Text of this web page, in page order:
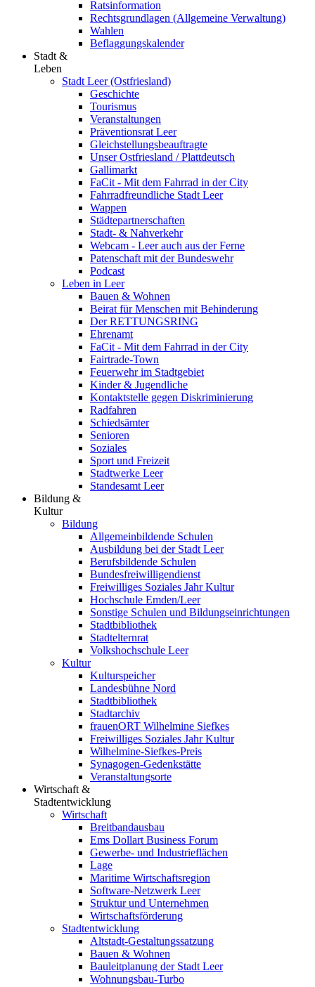
Ratsinformation
Rechtsgrundlagen (Allgemeine Verwaltung)
Wahlen
Beflaggungskalender
Stadt &
Leben
Stadt Leer (Ostfriesland)
Geschichte
Tourismus
Veranstaltungen
Präventionsrat Leer
Gleichstellungsbeauftragte
Unser Ostfriesland / Plattdeutsch
Gallimarkt
FaCit - Mit dem Fahrrad in der City
Fahrradfreundliche Stadt Leer
Wappen
Städtepartnerschaften
Stadt- & Nahverkehr
Webcam - Leer auch aus der Ferne
Patenschaft mit der Bundeswehr
Podcast
Leben in Leer
Bauen & Wohnen
Beirat für Menschen mit Behinderung
Der RETTUNGSRING
Ehrenamt
FaCit - Mit dem Fahrrad in der City
Fairtrade-Town
Feuerwehr im Stadtgebiet
Kinder & Jugendliche
Kontaktstelle gegen Diskriminierung
Radfahren
Schiedsämter
Senioren
Soziales
Sport und Freizeit
Stadtwerke Leer
Standesamt Leer
Bildung &
Kultur
Bildung
Allgemeinbildende Schulen
Ausbildung bei der Stadt Leer
Berufsbildende Schulen
Bundesfreiwilligendienst
Freiwilliges Soziales Jahr Kultur
Hochschule Emden/Leer
Sonstige Schulen und Bildungseinrichtungen
Stadtbibliothek
Stadtelternrat
Volkshochschule Leer
Kultur
Kulturspeicher
Landesbühne Nord
Stadtbibliothek
Stadtarchiv
frauenORT Wilhelmine Siefkes
Freiwilliges Soziales Jahr Kultur
Wilhelmine-Siefkes-Preis
Synagogen-Gedenkstätte
Veranstaltungsorte
Wirtschaft &
Stadtentwicklung
Wirtschaft
Breitbandausbau
Ems Dollart Business Forum
Gewerbe- und Industrieflächen
Lage
Maritime Wirtschaftsregion
Software-Netzwerk Leer
Struktur und Unternehmen
Wirtschaftsförderung
Stadtentwicklung
Altstadt-Gestaltungssatzung
Bauen & Wohnen
Bauleitplanung der Stadt Leer
Wohnungsbau-Turbo